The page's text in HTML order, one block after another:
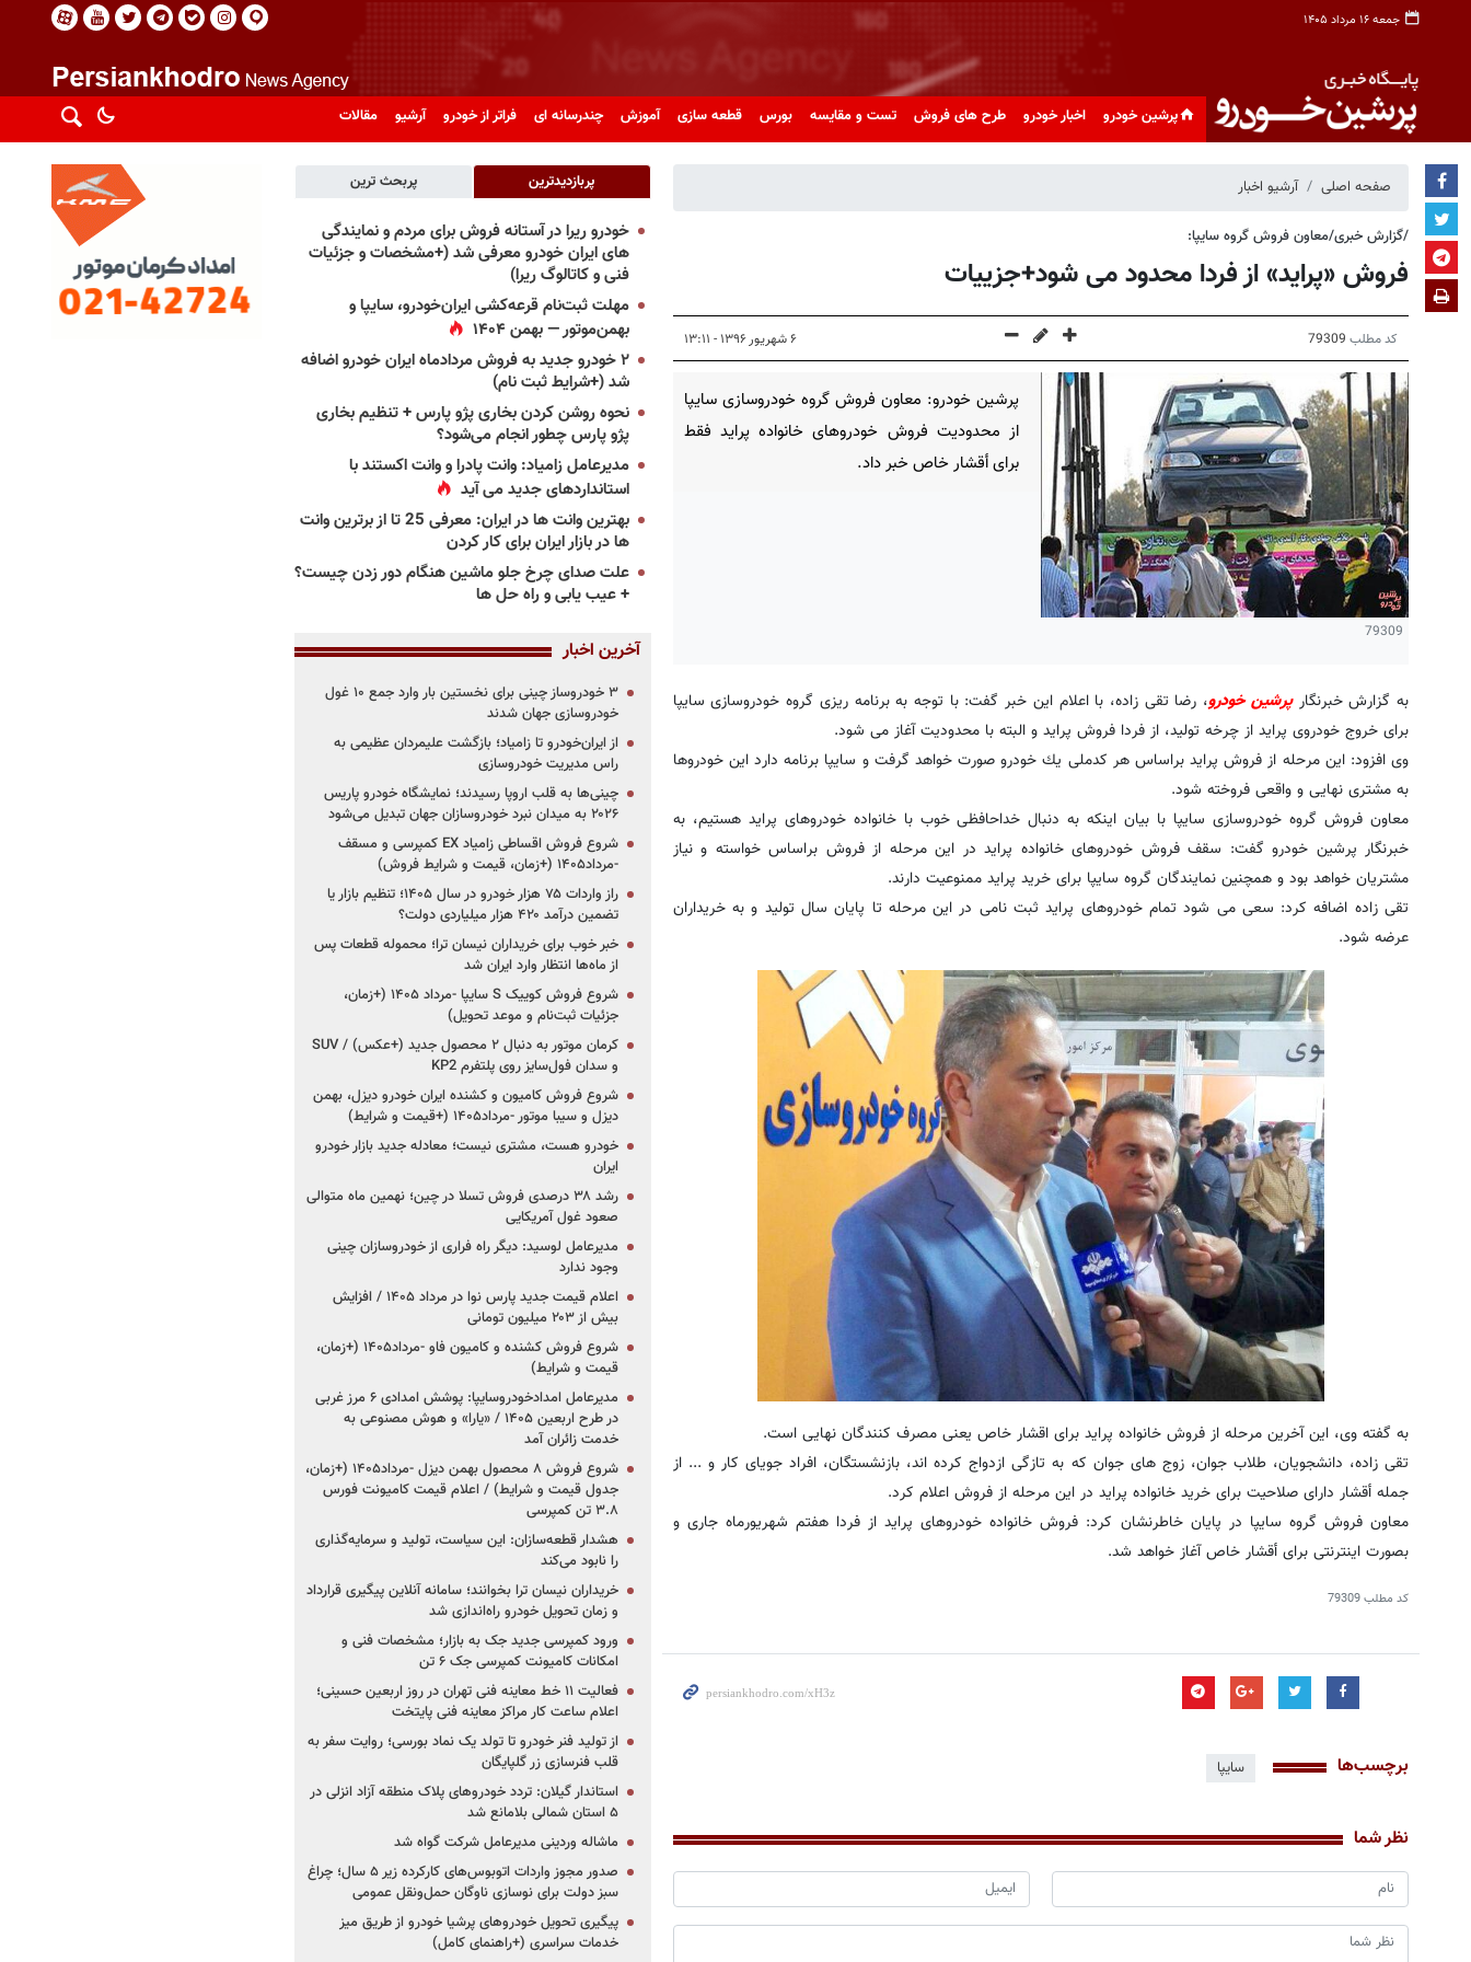
جمعه ۱۶ مرداد ۱۴۰۵
پرشین خودرو اخبار خودرو طرح های فروش تست و مقایسه بورس قطعه سازی آموزش چندرسانه ای فراتر از خودرو آرشیو مقالات
صفحه اصلی آرشیو اخبار
/گزارش خبری/معاون فروش گروه سایپا:
فروش «پراید» از فردا محدود می شود+جزییات
کد مطلب 79309 ۶ شهریور ۱۳۹۶ - ۱۳:۱۱
79309
پرشین خودرو: معاون فروش گروه خودروسازی سایپا
از محدودیت فروش خودروهای خانواده پراید فقط
برای أقشار خاص خبر داد.
به گزارش خبرنگارپرشین خودرو، رضا تقی زاده، با اعلام این خبر گفت: با توجه به برنامه ریزی گروه خودروسازی سایپا
برای خروج خودروی پراید از چرخه تولید، از فردا فروش پراید و البته با محدودیت آغاز می شود.
وی افزود: این مرحله از فروش پراید براساس هر كدملی یك خودرو صورت خواهد گرفت و سایپا برنامه دارد این خودروها
به مشتری نهایی و واقعی فروخته شود.
معاون فروش گروه خودروسازی سایپا با بیان اینكه به دنبال خداحافظی خوب با خانواده خودروهای پراید هستیم، به
خبرنگار پرشین خودرو گفت: سقف فروش خودروهای خانواده پراید در این مرحله از فروش براساس خواسته و نیاز
مشتریان خواهد بود و همچنین نمایندگان گروه سایپا برای خرید پراید ممنوعیت دارند.
تقی زاده اضافه كرد: سعی می شود تمام خودروهای پراید ثبت نامی در این مرحله تا پایان سال تولید و به خریداران
عرضه شود.
به گفته وی، این آخرین مرحله از فروش خانواده پراید برای اقشار خاص یعنی مصرف كنندگان نهایی است.
تقی زاده، دانشجویان، طلاب جوان، زوج های جوان كه به تازگی ازدواج كرده اند، بازنشستگان، افراد جویای كار و ... از
جمله أقشار دارای صلاحیت برای خرید خانواده پراید در این مرحله از فروش اعلام كرد.
معاون فروش گروه سایپا در پایان خاطرنشان كرد: فروش خانواده خودروهای پراید از فردا هفتم شهریورماه جاری و
بصورت اینترنتی برای أقشار خاص آغاز خواهد شد.
کد مطلب79309
برچسب‌ها سایپا
نظر شما
پربازدیدترین پربحث ترین
خودرو ریرا در آستانه فروش برای مردم و نمایندگی
های ایران خودرو معرفی شد (+مشخصات و جزئیات
فنی و کاتالوگ ریرا)
مهلت ثبت‌نام قرعه‌کشی ایران‌خودرو، سایپا و
بهمن‌موتور — بهمن ۱۴۰۴
۲ خودرو جدید به فروش مردادماه ایران خودرو اضافه
شد (+شرایط ثبت نام)
نحوه روشن کردن بخاری پژو پارس + تنظیم بخاری
پژو پارس چطور انجام می‌شود؟
مدیرعامل زامیاد: وانت پادرا و وانت اکستند با
استانداردهای جدید می آید
بهترین وانت ها در ایران: معرفی 25 تا از برترین وانت
ها در بازار ایران برای کار کردن
علت صدای چرخ جلو ماشین هنگام دور زدن چیست؟
+ عیب یابی و راه حل ها
آخرین اخبار
۳ خودروساز چینی برای نخستین بار وارد جمع ۱۰ غول
خودروسازی جهان شدند
از ایران‌خودرو تا زامیاد؛ بازگشت علیمردان عظیمی به
راس مدیریت خودروسازی
چینی‌ها به قلب اروپا رسیدند؛ نمایشگاه خودرو پاریس
۲۰۲۶ به میدان نبرد خودروسازان جهان تبدیل می‌شود
شروع فروش اقساطی زامیاد EX کمپرسی و مسقف
-مرداد۱۴۰۵ (+زمان، قیمت و شرایط فروش)
راز واردات ۷۵ هزار خودرو در سال ۱۴۰۵؛ تنظیم بازار یا
تضمین درآمد ۴۲۰ هزار میلیاردی دولت؟
خبر خوب برای خریداران نیسان ترا؛ محموله قطعات پس
از ماه‌ها انتظار وارد ایران شد
شروع فروش کوییک S سایپا -مرداد ۱۴۰۵ (+زمان،
جزئیات ثبت‌نام و موعد تحویل)
کرمان موتور به دنبال ۲ محصول جدید (+عکس) / SUV
و سدان فول‌سایز روی پلتفرم KP2
شروع فروش کامیون و کشنده ایران خودرو دیزل، بهمن
دیزل و سیبا موتور -مرداد۱۴۰۵ (+قیمت و شرایط)
خودرو هست، مشتری نیست؛ معادله جدید بازار خودرو
ایران
رشد ۳۸ درصدی فروش تسلا در چین؛ نهمین ماه متوالی
صعود غول آمریکایی
مدیرعامل لوسید: دیگر راه فراری از خودروسازان چینی
وجود ندارد
اعلام قیمت جدید پارس نوا در مرداد ۱۴۰۵ / افزایش
بیش از ۲۰۳ میلیون تومانی
شروع فروش کشنده و کامیون فاو -مرداد۱۴۰۵ (+زمان،
قیمت و شرایط)
مدیرعامل امدادخودروسایپا: پوشش امدادی ۶ مرز غربی
در طرح اربعین ۱۴۰۵ / «یارا» و هوش مصنوعی به
خدمت زائران آمد
شروع فروش ۸ محصول بهمن دیزل -مرداد۱۴۰۵ (+زمان،
جدول قیمت و شرایط) / اعلام قیمت کامیونت فورس
۳.۸ تن کمپرسی
هشدار قطعه‌سازان: این سیاست، تولید و سرمایه‌گذاری
را نابود می‌کند
خریداران نیسان ترا بخوانند؛ سامانه آنلاین پیگیری قرارداد
و زمان تحویل خودرو راه‌اندازی شد
ورود کمپرسی جدید جک به بازار؛ مشخصات فنی و
امکانات کامیونت کمپرسی جک ۶ تن
فعالیت ۱۱ خط معاینه فنی تهران در روز اربعین حسینی؛
اعلام ساعت کار مراکز معاینه فنی پایتخت
از تولید فنر خودرو تا تولد یک نماد بورسی؛ روایت سفر به
قلب فنرسازی زر گلپایگان
استاندار گیلان: تردد خودروهای پلاک منطقه آزاد انزلی در
۵ استان شمالی بلامانع شد
ماشاله وردینی مدیرعامل شرکت گواه شد
صدور مجوز واردات اتوبوس‌های کارکرده زیر ۵ سال؛ چراغ
سبز دولت برای نوسازی ناوگان حمل‌ونقل عمومی
پیگیری تحویل خودروهای پرشیا خودرو از طریق میز
خدمات سراسری (+راهنمای کامل)